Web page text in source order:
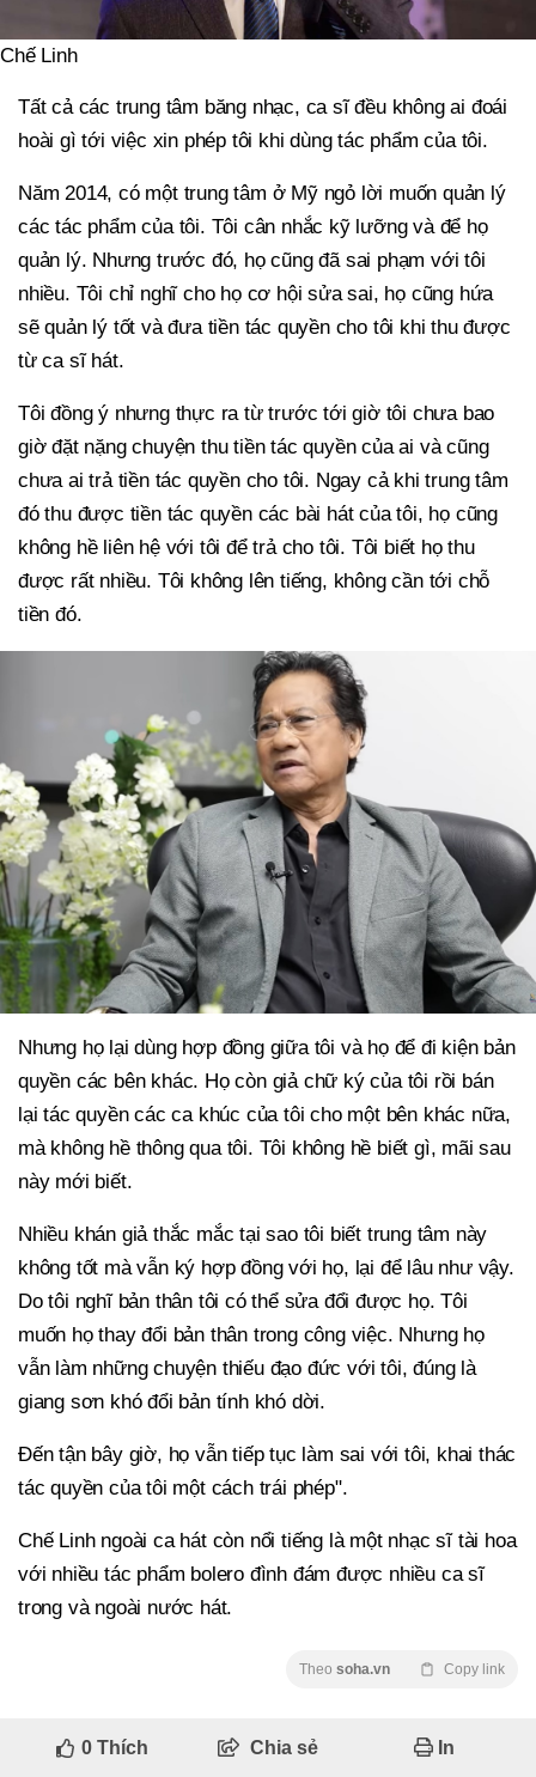
Chế Linh
Tất cả các trung tâm băng nhạc, ca sĩ đều không ai đoái
hoài gì tới việc xin phép tôi khi dùng tác phẩm của tôi.
Năm 2014, có một trung tâm ở Mỹ ngỏ lời muốn quản lý
các tác phẩm của tôi. Tôi cân nhắc kỹ lưỡng và để họ
quản lý. Nhưng trước đó, họ cũng đã sai phạm với tôi
nhiều. Tôi chỉ nghĩ cho họ cơ hội sửa sai, họ cũng hứa
sẽ quản lý tốt và đưa tiền tác quyền cho tôi khi thu được
từ ca sĩ hát.
Tôi đồng ý nhưng thực ra từ trước tới giờ tôi chưa bao
giờ đặt nặng chuyện thu tiền tác quyền của ai và cũng
chưa ai trả tiền tác quyền cho tôi. Ngay cả khi trung tâm
đó thu được tiền tác quyền các bài hát của tôi, họ cũng
không hề liên hệ với tôi để trả cho tôi. Tôi biết họ thu
được rất nhiều. Tôi không lên tiếng, không cần tới chỗ
tiền đó.
Nhưng họ lại dùng hợp đồng giữa tôi và họ để đi kiện bản
quyền các bên khác. Họ còn giả chữ ký của tôi rồi bán
lại tác quyền các ca khúc của tôi cho một bên khác nữa,
mà không hề thông qua tôi. Tôi không hề biết gì, mãi sau
này mới biết.
Nhiều khán giả thắc mắc tại sao tôi biết trung tâm này
không tốt mà vẫn ký hợp đồng với họ, lại để lâu như vậy.
Do tôi nghĩ bản thân tôi có thể sửa đổi được họ. Tôi
muốn họ thay đổi bản thân trong công việc. Nhưng họ
vẫn làm những chuyện thiếu đạo đức với tôi, đúng là
giang sơn khó đổi bản tính khó dời.
Đến tận bây giờ, họ vẫn tiếp tục làm sai với tôi, khai thác
tác quyền của tôi một cách trái phép".
Chế Linh ngoài ca hát còn nổi tiếng là một nhạc sĩ tài hoa
với nhiều tác phẩm bolero đình đám được nhiều ca sĩ
trong và ngoài nước hát.
Theo soha.vn Copy link
0Thích Chia sẻ In